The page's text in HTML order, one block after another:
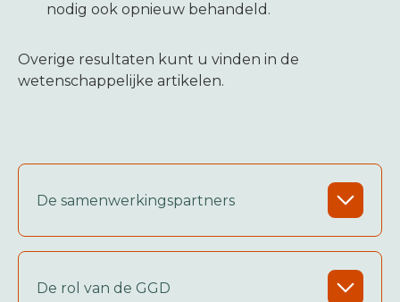
nodig ook opnieuw behandeld.
Overige resultaten kunt u vinden in de
wetenschappelijke artikelen.
De samenwerkingspartners
De rol van de GGD